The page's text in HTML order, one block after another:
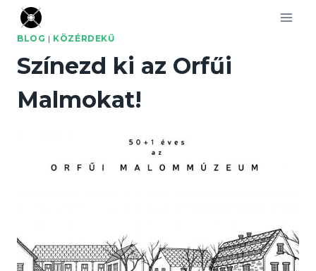
Skip
BLOG | KÖZÉRDEKŰ
Színezd ki az Orfűi
Malmokat!